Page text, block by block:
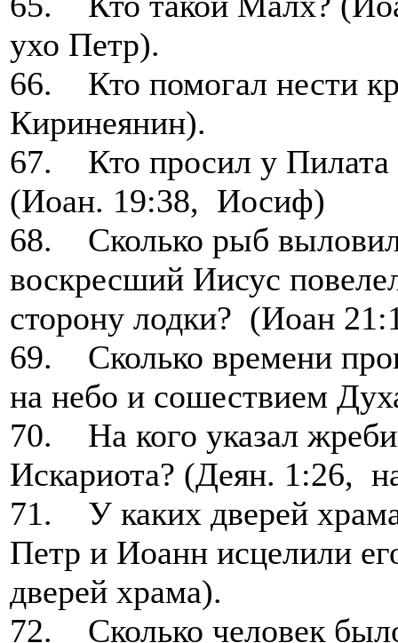
ухо Петр).
66. Кто помогал нести
Киринеянин).
67. Кто просил у Пилата
(Иоан. 19:38, Иосиф)
68. Сколько рыб
воскресший Иисус
сторону лодки? (Иоан
69. Сколько времени
на небо и сошествием
70. На кого указал
Искариота? (Деян. 1:26,
71. У каких дверей
Петр и Иоанн исцелили
дверей храма).
72. Сколько человек